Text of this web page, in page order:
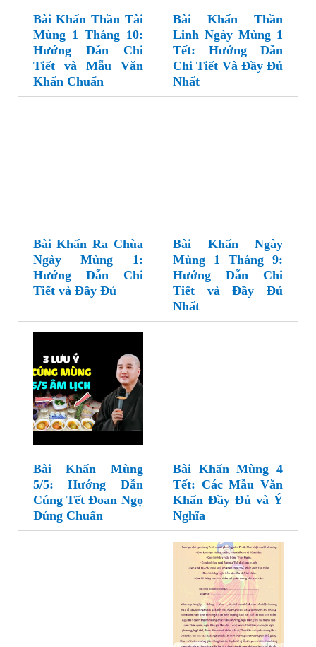
Bài Khấn Thần Tài
Mùng 1 Tháng 10:
Hướng Dẫn Chi
Tiết và Mẫu Văn
Khấn Chuẩn
Bài Khấn Thần
Linh Ngày Mùng 1
Tết: Hướng Dẫn
Chi Tiết Và Đầy Đủ
Nhất
Bài Khấn Ra Chùa
Ngày Mùng 1:
Hướng Dẫn Chi
Tiết và Đầy Đủ
Bài Khấn Ngày
Mùng 1 Tháng 9:
Hướng Dẫn Chi
Tiết và Đầy Đủ
Nhất
Bài Khấn Mùng
5/5: Hướng Dẫn
Cúng Tết Đoan Ngọ
Đúng Chuẩn
Bài Khấn Mùng 4
Tết: Các Mẫu Văn
Khấn Đầy Đủ và Ý
Nghĩa